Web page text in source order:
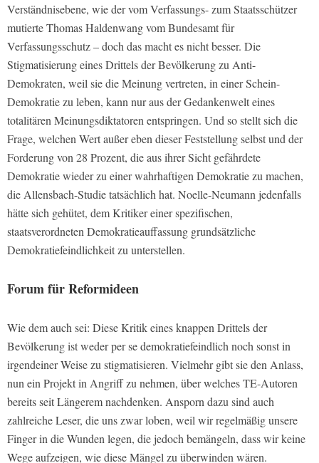
Verständnisebene, wie der vom Verfassungs- zum Staatsschützer
mutierte Thomas Haldenwang vom Bundesamt für
Verfassungsschutz – doch das macht es nicht besser. Die
Stigmatisierung eines Drittels der Bevölkerung zu Anti-
Demokraten, weil sie die Meinung vertreten, in einer Schein-
Demokratie zu leben, kann nur aus der Gedankenwelt eines
totalitären Meinungsdiktatoren entspringen. Und so stellt sich die
Frage, welchen Wert außer eben dieser Feststellung selbst und der
Forderung von 28 Prozent, die aus ihrer Sicht gefährdete
Demokratie wieder zu einer wahrhaftigen Demokratie zu machen,
die Allensbach-Studie tatsächlich hat. Noelle-Neumann jedenfalls
hätte sich gehütet, dem Kritiker einer spezifischen,
staatsverordneten Demokratieauffassung grundsätzliche
Demokratiefeindlichkeit zu unterstellen.
Forum für Reformideen
Wie dem auch sei: Diese Kritik eines knappen Drittels der
Bevölkerung ist weder per se demokratiefeindlich noch sonst in
irgendeiner Weise zu stigmatisieren. Vielmehr gibt sie den Anlass,
nun ein Projekt in Angriff zu nehmen, über welches TE-Autoren
bereits seit Längerem nachdenken. Ansporn dazu sind auch
zahlreiche Leser, die uns zwar loben, weil wir regelmäßig unsere
Finger in die Wunden legen, die jedoch bemängeln, dass wir keine
Wege aufzeigen, wie diese Mängel zu überwinden wären.